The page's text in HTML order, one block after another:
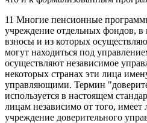
11 Многие пенсионные
учреждение отдельных фондов, в
взносы и из которых
могут находиться под
осуществляют независимое
некоторых странах эти лица
управляющими. Термин
используется в настоящем
лицам независимо от того, имеет
учреждение доверительного